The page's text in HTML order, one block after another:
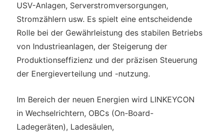
USV-Anlagen, Serverstromversorgungen,
Stromzählern usw. Es spielt eine entscheidende
Rolle bei der Gewährleistung des stabilen Betriebs
von Industrieanlagen, der Steigerung der
Produktionseffizienz und der präzisen Steuerung
der Energieverteilung und -nutzung.
Im Bereich der neuen Energien wird LINKEYCON
in Wechselrichtern, OBCs (On-Board-
Ladegeräten), Ladesäulen,